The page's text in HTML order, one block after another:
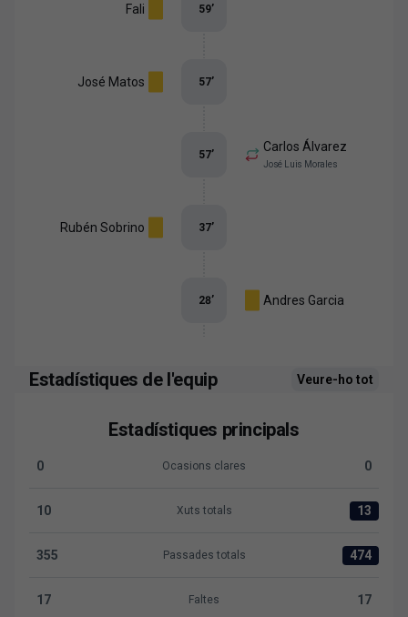
Fali 59’
José Matos 57’
Carlos Álvarez
José Luis Morales
57’
Rubén Sobrino 37’
Andres Garcia
28’
Estadístiques de l'equip Veure-ho tot
Estadístiques principals
Ocasions clares:Cádiz CF 0 versus Levante UD 0
0 Ocasions clares 0
Xuts totals:Cádiz CF 10 versus Levante UD 13
10 Xuts totals 13
Passades totals:Cádiz CF 355 versus Levante UD 474
355 Passades totals 474
Faltes:Cádiz CF 17 versus Levante UD 17
17 Faltes 17